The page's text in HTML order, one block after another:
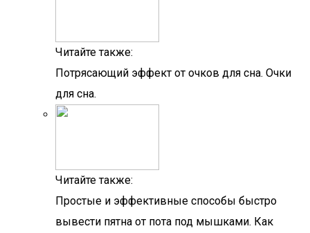
Читайте также:
Потрясающий эффект от очков для сна. Очки
для сна.
Читайте также:
Простые и эффективные способы быстро
вывести пятна от пота под мышками. Как